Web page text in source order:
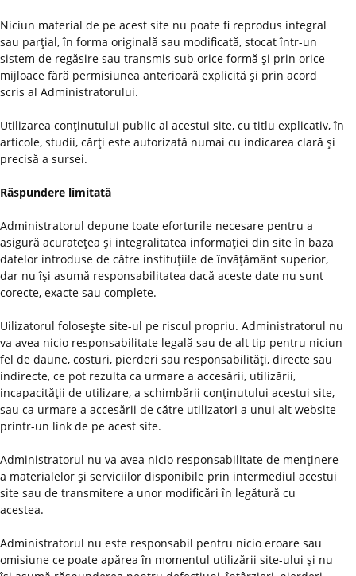
Niciun material de pe acest site nu poate fi reprodus integral
sau parţial, în forma originală sau modificată, stocat într-un
sistem de regăsire sau transmis sub orice formă şi prin orice
mijloace fără permisiunea anterioară explicită şi prin acord
scris al Administratorului.
Utilizarea conţinutului public al acestui site, cu titlu explicativ, în
articole, studii, cărţi este autorizată numai cu indicarea clară şi
precisă a sursei.
Răspundere limitată
Administratorul depune toate eforturile necesare pentru a
asigură acurateţea şi integralitatea informaţiei din site în baza
datelor introduse de către instituţiile de învăţământ superior,
dar nu îşi asumă responsabilitatea dacă aceste date nu sunt
corecte, exacte sau complete.
Uilizatorul foloseşte site-ul pe riscul propriu. Administratorul nu
va avea nicio responsabilitate legală sau de alt tip pentru niciun
fel de daune, costuri, pierderi sau responsabilităţi, directe sau
indirecte, ce pot rezulta ca urmare a accesării, utilizării,
incapacităţii de utilizare, a schimbării conţinutului acestui site,
sau ca urmare a accesării de către utilizatori a unui alt website
printr-un link de pe acest site.
Administratorul nu va avea nicio responsabilitate de menţinere
a materialelor şi serviciilor disponibile prin intermediul acestui
site sau de transmitere a unor modificări în legătură cu
acestea.
Administratorul nu este responsabil pentru nicio eroare sau
omisiune ce poate apărea în momentul utilizării site-ului şi nu